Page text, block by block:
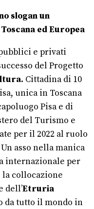
slogan un
ed Europea
e privati
del Progetto
Cittadina di 10
unica in Toscana
Pisa e di
del Turismo e
per il 2022 al ruolo
asso nella manica
internazionale per
la collocazione
dell’Etruria
da tutto il mondo in